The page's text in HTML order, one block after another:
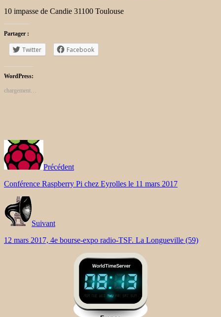
10 impasse de Candie 31100 Toulouse
Partager :
Twitter Facebook
WordPress:
chargement…
Précédent
Conférence Raspberry Pi chez Eyrolles le 11 mars 2017
Suivant
12 mars 2017, 4e bourse-expo radio-TSF. La Longueville (59)